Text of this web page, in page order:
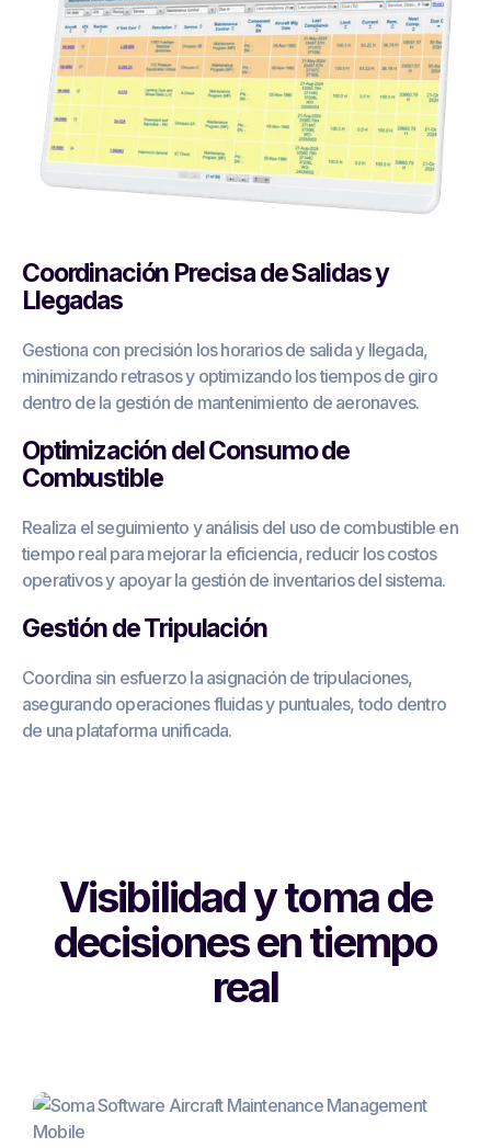
Coordinación Precisa de Salidas y
Llegadas
Gestiona con precisión los horarios de salida y llegada,
minimizando retrasos y optimizando los tiempos de giro
dentro de la gestión de mantenimiento de aeronaves.
Optimización del Consumo de
Combustible
Realiza el seguimiento y análisis del uso de combustible en
tiempo real para mejorar la eficiencia, reducir los costos
operativos y apoyar la gestión de inventarios del sistema.
Gestión de Tripulación
Coordina sin esfuerzo la asignación de tripulaciones,
asegurando operaciones fluidas y puntuales, todo dentro
de una plataforma unificada.
Visibilidad y toma de
decisiones en tiempo
real